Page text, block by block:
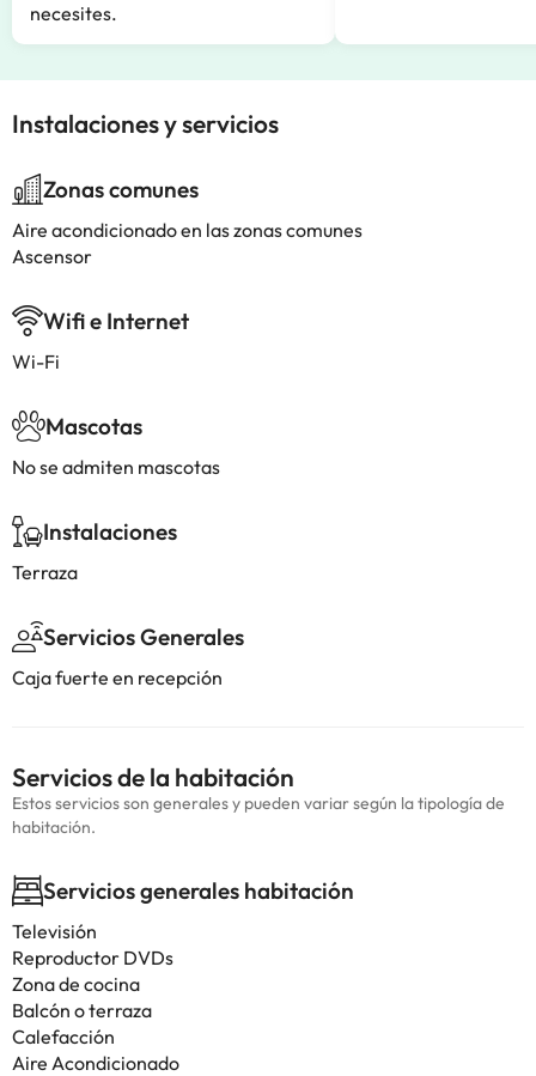
necesites.
Instalaciones y servicios
Zonas comunes
Aire acondicionado en las zonas comunes
Ascensor
Wifi e Internet
Wi-Fi
Mascotas
No se admiten mascotas
Instalaciones
Terraza
Servicios Generales
Caja fuerte en recepción
Servicios de la habitación
Estos servicios son generales y pueden variar según la tipología de
habitación.
Servicios generales habitación
Televisión
Reproductor DVDs
Zona de cocina
Balcón o terraza
Calefacción
Aire Acondicionado